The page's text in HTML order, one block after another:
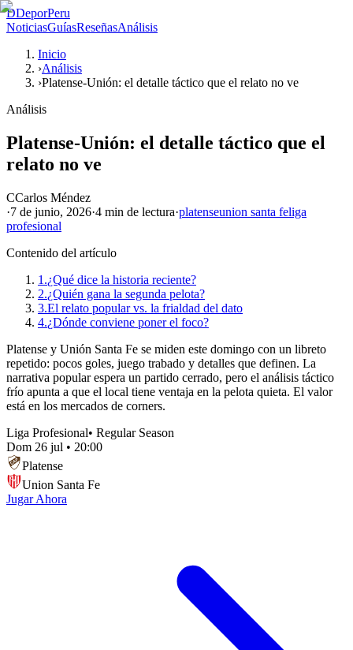
DDeporPeru
NoticiasGuíasReseñasAnálisis
Inicio
›Análisis
›Platense-Unión: el detalle táctico que el relato no ve
Análisis
Platense-Unión: el detalle táctico que el
relato no ve
CCarlos Méndez
·7 de junio, 2026·4 min de lectura·platenseunion santa feliga
profesional
Contenido del artículo
1.¿Qué dice la historia reciente?
2.¿Quién gana la segunda pelota?
3.El relato popular vs. la frialdad del dato
4.¿Dónde conviene poner el foco?
Platense y Unión Santa Fe se miden este domingo con un libreto
repetido: pocos goles, juego trabado y detalles que definen. La
narrativa popular espera un partido cerrado, pero el análisis táctico
frío apunta a que el local tiene ventaja en la pelota quieta. El valor
está en los mercados de corners.
Liga Profesional• Regular Season
Dom 26 jul • 20:00
Platense
Union Santa Fe
Jugar Ahora